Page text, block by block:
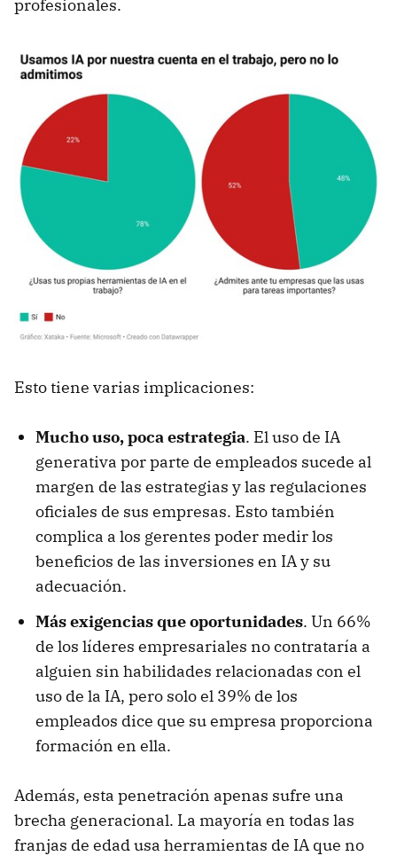
profesionales.
Esto tiene varias implicaciones:
Mucho uso, poca estrategia. El uso de IA
generativa por parte de empleados sucede al
margen de las estrategias y las regulaciones
oficiales de sus empresas. Esto también
complica a los gerentes poder medir los
beneficios de las inversiones en IA y su
adecuación.
Más exigencias que oportunidades. Un 66%
de los líderes empresariales no contrataría a
alguien sin habilidades relacionadas con el
uso de la IA, pero solo el 39% de los
empleados dice que su empresa proporciona
formación en ella.
Además, esta penetración apenas sufre una
brecha generacional. La mayoría en todas las
franjas de edad usa herramientas de IA que no